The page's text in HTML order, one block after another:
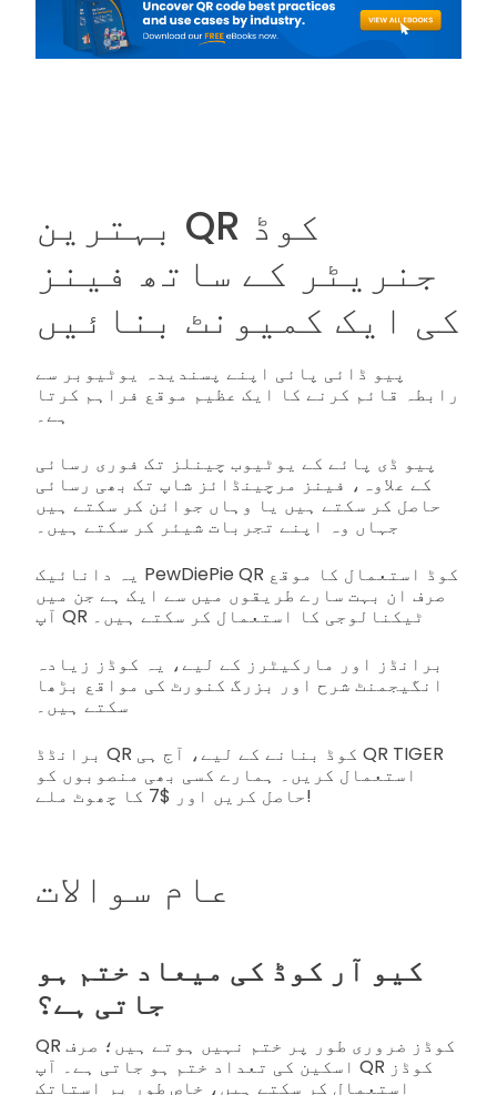
بہترین QR کوڈ
جنریٹر کے ساتھ فینز
کی ایک کمیونٹ بنائیں
پیو ڈائی پائی اپنے پسندیدہ یوٹیوبر سے
رابطہ قائم کرنے کا ایک عظیم موقع فراہم کرتا
ہے۔
پیو ڈی پائے کے یوٹیوب چینلز تک فوری رسائی
کے علاوہ، فینز مرچینڈائز شاپ تک بھی رسائی
حاصل کر سکتے ہیں یا وہاں جوائن کر سکتے ہیں
جہاں وہ اپنے تجربات شیئر کر سکتے ہیں۔
یہ دانائیک PewDiePie QR کوڈ استعمال کا موقع
صرف ان بہت سارے طریقوں میں سے ایک ہے جن میں
آپ QR ٹیکنالوجی کا استعمال کر سکتے ہیں۔
برانڈز اور مارکیٹرز کے لیے، یہ کوڈز زیادہ
انگیجمنٹ شرح اور بزرگ کنورٹ کی مواقع بڑھا
سکتے ہیں۔
برانڈڈ QR کوڈ بنانے کے لیے، آج ہی QR TIGER
استعمال کریں۔ ہمارے کسی بھی منصوبوں کو
حاصل کریں اور $7 کا چھوٹ ملے!
عام سوالات
کیو آر کوڈ کی میعاد ختم ہو
جاتی ہے؟
QR کوڈز ضروری طور پر ختم نہیں ہوتے ہیں؛ صرف
اسکین کی تعداد ختم ہو جاتی ہے۔ آپ QR کوڈز
استعمال کر سکتے ہیں، خاص طور پر استاتک